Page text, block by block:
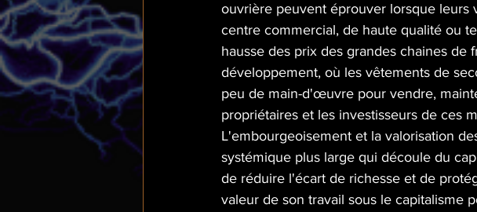
ouvrière peuvent éprouver lorsque leurs
centre commercial, de haute qualité ou
hausse des prix des grandes chaines
développement, où les vêtements de
peu de main-d'œuvre pour vendre,
propriétaires et les investisseurs de ces
L'embourgeoisement et la valorisation
systémique plus large qui découle du
de réduire l'écart de richesse et de
valeur de son travail sous le capitalisme